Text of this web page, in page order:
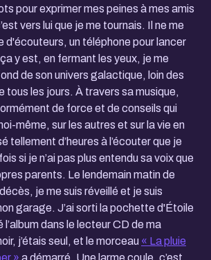
pour exprimer mes peines à mes amis
vers lui que je me tournais. Il ne me
d'écouteurs, un téléphone pour lancer
y est, en fermant les yeux, je me
de son univers galactique, loin des
tous les jours. À travers sa musique,
de force et de conseils qui
même, sur les autres et sur la vie en
tellement d’heures à l’écouter que je
si je n’ai pas plus entendu sa voix que
parents. Le lendemain matin de
je me suis réveillé et je suis
garage. J’ai sorti la pochette d'Étoile
l’album dans le lecteur CD de ma
j’étais seul, et le morceau « La pluie